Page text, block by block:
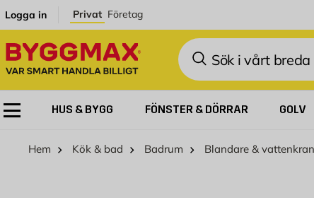
Logga in Privat Företag
Sök
HUS & BYGG FÖNSTER & DÖRRAR GOLV
Hem Kök & bad Badrum Blandare & vattenkran